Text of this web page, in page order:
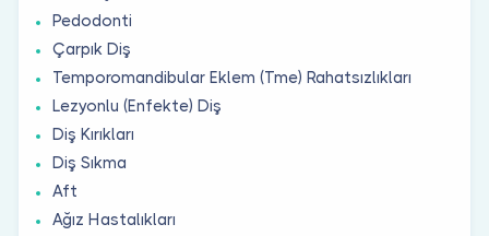
Pedodonti
Çarpık Diş
Temporomandibular Eklem (Tme) Rahatsızlıkları
Lezyonlu (Enfekte) Diş
Diş Kırıkları
Diş Sıkma
Aft
Ağız Hastalıkları